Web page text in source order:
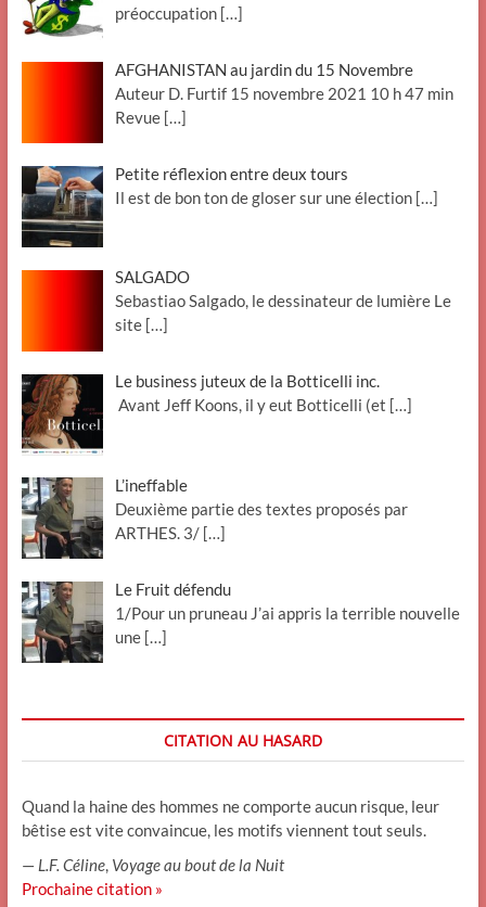
préoccupation […]
AFGHANISTAN au jardin du 15 Novembre
Auteur D. Furtif 15 novembre 2021 10 h 47 min
Revue […]
Petite réflexion entre deux tours
Il est de bon ton de gloser sur une élection […]
SALGADO
Sebastiao Salgado, le dessinateur de lumière Le
site […]
Le business juteux de la Botticelli inc.
Avant Jeff Koons, il y eut Botticelli (et […]
L’ineffable
Deuxième partie des textes proposés par
ARTHES. 3/ […]
Le Fruit défendu
1/Pour un pruneau J’ai appris la terrible nouvelle
une […]
CITATION AU HASARD
Quand la haine des hommes ne comporte aucun risque, leur
bêtise est vite convaincue, les motifs viennent tout seuls.
— L.F. Céline, Voyage au bout de la Nuit
Prochaine citation »